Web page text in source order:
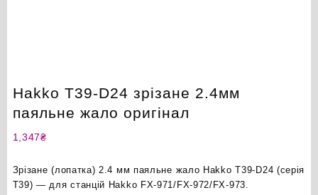
Hakko T39-D24 зрізане 2.4мм
паяльне жало оригінал
1,347₴
Зрізане (лопатка) 2.4 мм паяльне жало Hakko T39-D24 (серія
T39) — для станцій Hakko FX-971/FX-972/FX-973.